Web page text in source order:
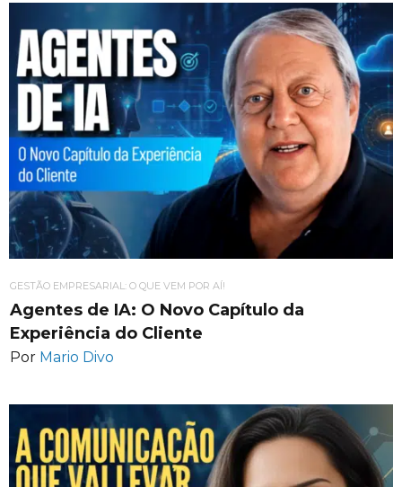
GESTÃO EMPRESARIAL: O QUE VEM POR AÍ!
Agentes de IA: O Novo Capítulo da
Experiência do Cliente
Por Mario Divo